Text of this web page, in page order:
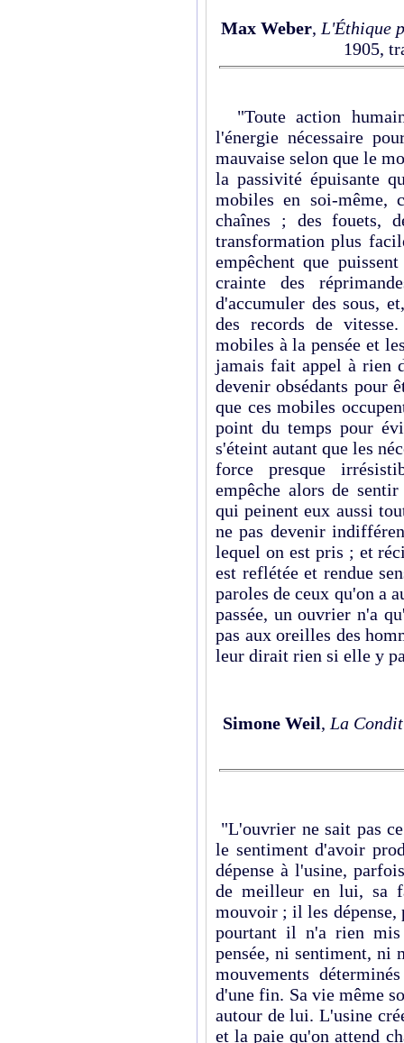
Max Weber, L'Éthique
1905,
"Toute action
l'énergie nécessaire
mauvaise selon que le
la passivité épuisante
mobiles en soi-
chaînes ; des fouets,
transformation plus
empêchent que
crainte des
d'accumuler des sous,
des records de
mobiles à la pensée et
jamais fait appel à rien
devenir obsédants pour
que ces mobiles
point du temps pour
s'éteint autant que les
force presque
empêche alors de
qui peinent eux aussi
ne pas devenir
lequel on est pris ; et
est reflétée et rendue
paroles de ceux qu'on a
passée, un ouvrier n'a
pas aux oreilles des
leur dirait rien si elle y
Simone Weil, La
"L'ouvrier ne sait pas
le sentiment d'avoir
dépense à l'usine,
de meilleur en lui, sa
mouvoir ; il les
pourtant il n'a rien
pensée, ni sentiment, ni
mouvements
d'une fin. Sa vie même
autour de lui. L'usine
et la paie qu'on attend